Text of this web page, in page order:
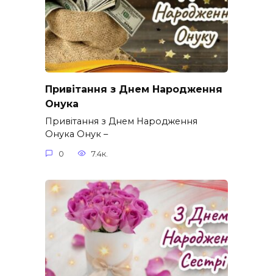
Привітання з Днем Народження
Онука
Привітання з Днем Народження
Онука Онук –
0 7.4к.